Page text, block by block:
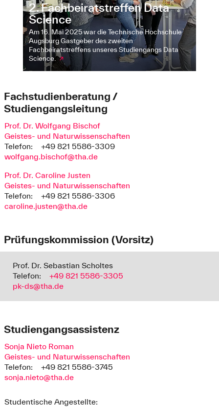
2. Fachbeiratstreffen Data
Science
Am 16. Mai 2025 war die Technische Hochschule
Augsburg Gastgeber des zweiten
Fachbeiratstreffens unseres Studiengangs Data
Science.↗
Fachstudienberatung /
Studiengangsleitung
Prof. Dr. Wolfgang Bischof
Geistes- und Naturwissenschaften
Telefon:
+49 821 5586-3309
wolfgang.bischof@tha.de
Prof. Dr. Caroline Justen
Geistes- und Naturwissenschaften
Telefon:
+49 821 5586-3306
caroline.justen@tha.de
Prüfungskommission (Vorsitz)
Prof. Dr. Sebastian Scholtes
Telefon:
+49 821 5586-3305
pk-ds@tha.de
Studiengangsassistenz
Sonja Nieto Roman
Geistes- und Naturwissenschaften
Telefon:
+49 821 5586-3745
sonja.nieto@tha.de
Studentische Angestellte: